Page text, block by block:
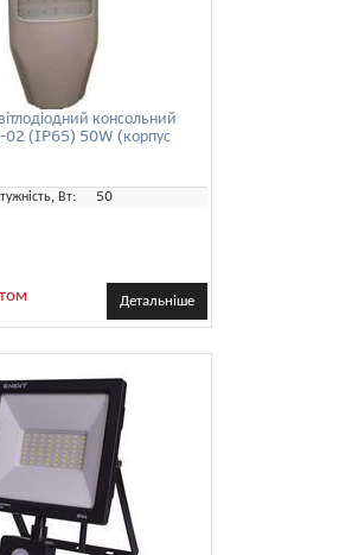
консольний
02 (IP65) 50W (корпус
Вт: 50
Детальніше